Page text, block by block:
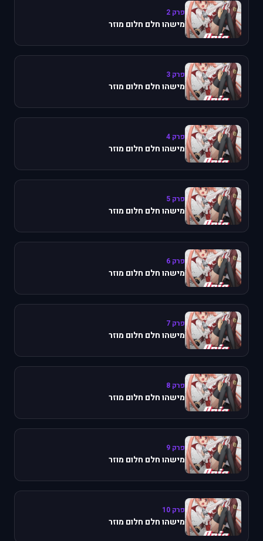
פרק 2
מישהו חלם חלום מוזר
פרק 3
מישהו חלם חלום מוזר
פרק 4
מישהו חלם חלום מוזר
פרק 5
מישהו חלם חלום מוזר
פרק 6
מישהו חלם חלום מוזר
פרק 7
מישהו חלם חלום מוזר
פרק 8
מישהו חלם חלום מוזר
פרק 9
מישהו חלם חלום מוזר
פרק 10
מישהו חלם חלום מוזר